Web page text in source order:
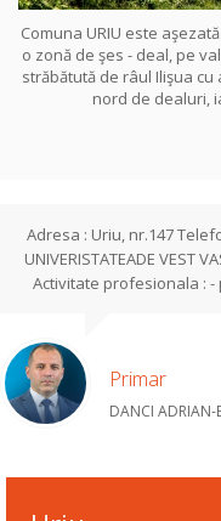
Comuna URIU este
o zonă de şes - deal, pe
străbătută de râul Ilişua
nord de dealuri,
Adresa : Uriu, nr.147
UNIVERISTATEADE VEST
Activitate profesionala : -
Primar
DANCI